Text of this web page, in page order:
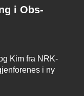
i Obs-
Kim fra NRK-
i ny